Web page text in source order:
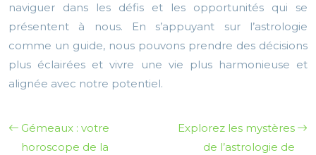
naviguer dans les défis et les opportunités qui se
présentent à nous. En s’appuyant sur l’astrologie
comme un guide, nous pouvons prendre des décisions
plus éclairées et vivre une vie plus harmonieuse et
alignée avec notre potentiel.
Gémeaux : votre
horoscope de la
Explorez les mystères
de l’astrologie de